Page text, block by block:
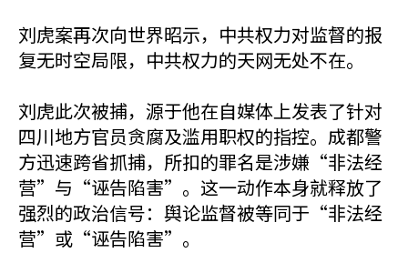
刘虎案再次向世界昭示，中共权力对监督的报
复无时空局限，中共权力的天网无处不在。
刘虎此次被捕，源于他在自媒体上发表了针对
四川地方官员贪腐及滥用职权的指控。成都警
方迅速跨省抓捕，所扣的罪名是涉嫌“非法经
营”与“诬告陷害”。这一动作本身就释放了
强烈的政治信号：舆论监督被等同于“非法经
营”或“诬告陷害”。